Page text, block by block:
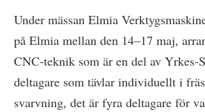
Under mässan Elmia
på Elmia mellan den 14–17 maj,
CNC-teknik som är en del av
deltagare som tävlar individuellt i
svarvning, det är fyra deltagare för